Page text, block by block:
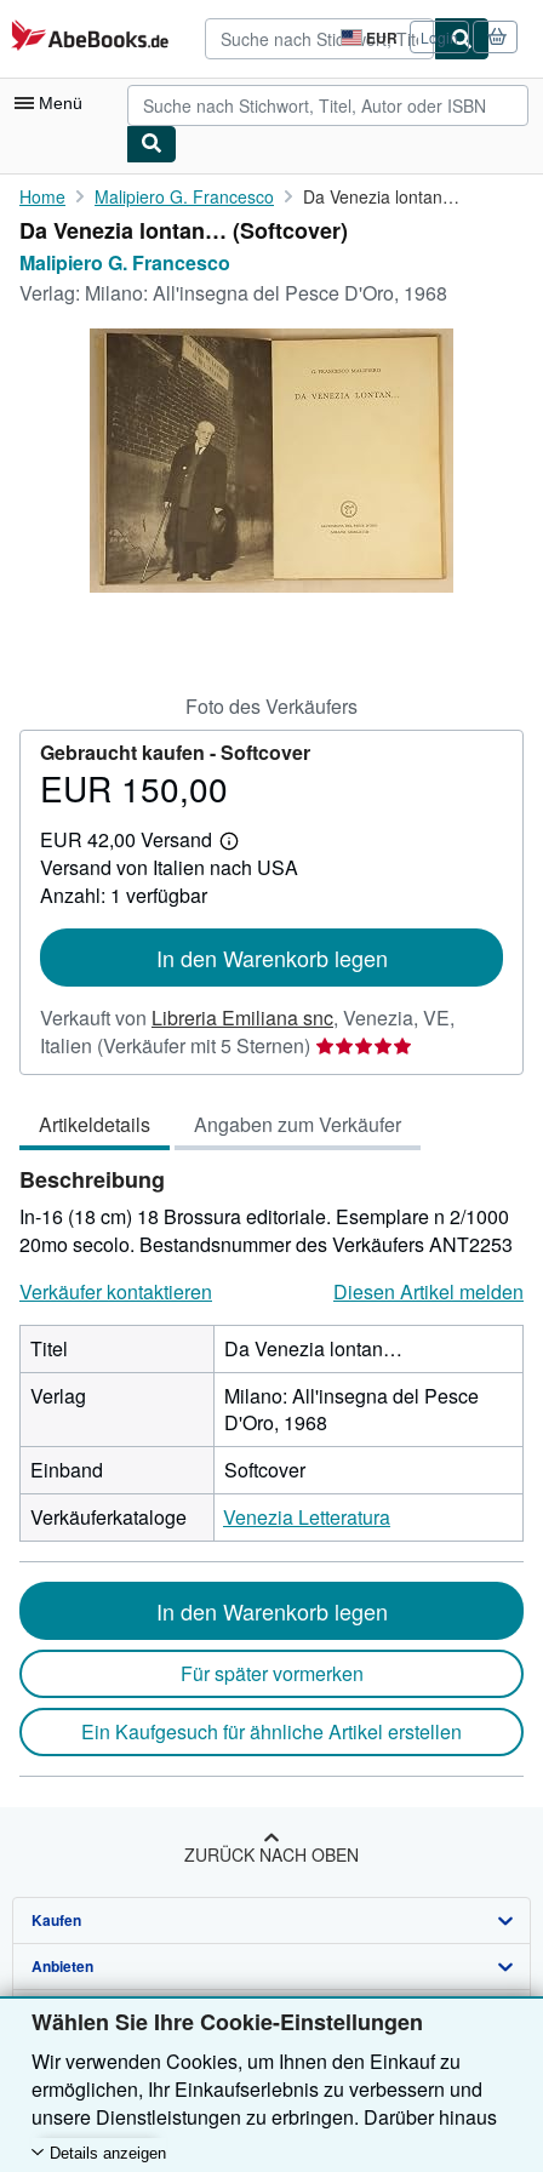
Wählen Sie Ihre Cookie-Einstellungen
Wir verwenden Cookies, um Ihnen den Einkauf zu
ermöglichen, Ihr Einkaufserlebnis zu verbessern und
unsere Dienstleistungen zu erbringen. Darüber hinaus
verwenden wir Cookies, um nachzuvollziehen, wie
Details anzeigen
Zum Hauptinhalt
AbeBooks.de EUR
Seite
der
Einkaufseinstellungen.
Login
Menü
Nutzerkonto
Meine Bestellungen
Detailsuche
Antiquarische Bücher
Kunst & Sammlerstücke
Verkäufer werden
SCHLIESSEN
Home Malipiero G. Francesco Da Venezia lontan…
Da Venezia lontan… (Softcover)
Malipiero G. Francesco
Verlag: Milano: All'insegna del Pesce D'Oro, 1968
Foto des Verkäufers
Gebraucht kaufen -Softcover
Preis
150,00
EUR 150,00
EUR 42,00 Versand
Weitere
Informationen
Versand von Italien nach USA
Anzahl: 1 verfügbar
In den Warenkorb legen
Verkauft von Libreria Emiliana snc, Venezia, VE,
Italien (Verkäufer mit 5 Sternen) Verkäuferbewertung
5
5
Sternen
Artikeldetails Angaben zum Verkäufer
Beschreibung
In-16 (18 cm) 18 Brossura editoriale. Esemplare n 2/1000
20mo secolo. Bestandsnummer des Verkäufers ANT2253
Verkäufer kontaktieren
Diesen Artikel melden
Titel
Da Venezia lontan…
Verlag
Milano: All'insegna del Pesce
D'Oro, 1968
Einband
Softcover
Verkäuferkataloge
Venezia Letteratura
In den Warenkorb legen
Für später vormerken
Ein Kaufgesuch für ähnliche Artikel erstellen
ZURÜCK NACH OBEN
Kaufen
Detailsuche
Sammlungen
Nutzerkonto
Meine Bestellungen
Warenkorb
Anbieten
Verkäufer werden
Partnerprogramm
Empfehlen Sie einen Verkäufer
Über uns
Über uns / Impressum
Presse
Karriere
Hilfe
Hilfebereich
Kundenservice
Weitere AbeBooks Unternehmen
AbeBooks.com
AbeBooks folgen